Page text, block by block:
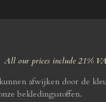
prices include 21%
afwijken door de
bekledingsstoffen.